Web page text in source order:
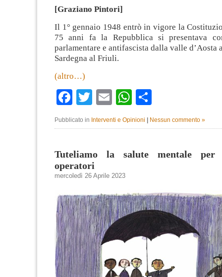
[Graziano Pintori]
Il 1° gennaio 1948 entrò in vigore la
75 anni fa la Repubblica si presentava
parlamentare e antifascista dalla valle d’Aosta
Sardegna al Friuli.
(altro…)
Facebook
TwitterEmailWhatsApp
Pubblicato in Interventi e Opinioni Nessun commento »
Tuteliamo la salute mentale
operatori
mercoledì 26 Aprile 2023